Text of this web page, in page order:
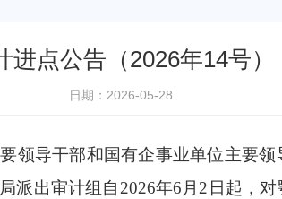
进点公告（2026年14号）
日期：2026-05-28
领导干部和国有企事业单位主要领
派出审计组自 2026年6 月 2日起，对